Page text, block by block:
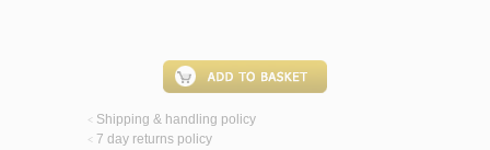
< Shipping & handling policy
< 7 day returns policy